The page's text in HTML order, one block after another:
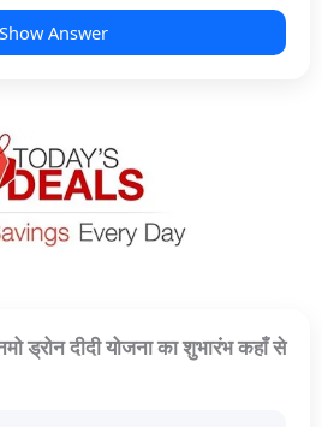
Show Answer
ड्रोन दीदी योजना का शुभारंभ कहाँ से